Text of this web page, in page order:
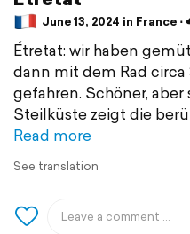
June 13, 2024 in France ⋅
Étretat: wir haben
dann mit dem Rad
gefahren. Schöner,
Steilküste zeigt die
Read more
See translation